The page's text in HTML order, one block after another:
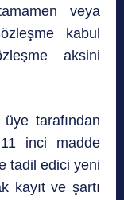
veya
kabul
aksini
tarafından
11 inci madde
tadil edici yeni
kayıt ve şartı